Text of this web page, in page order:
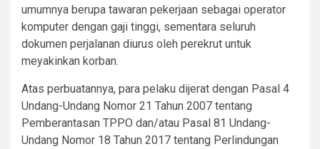
umumnya berupa tawaran pekerjaan sebagai operator
komputer dengan gaji tinggi, sementara seluruh
dokumen perjalanan diurus oleh perekrut untuk
meyakinkan korban.
Atas perbuatannya, para pelaku dijerat dengan Pasal 4
Undang-Undang Nomor 21 Tahun 2007 tentang
Pemberantasan TPPO dan/atau Pasal 81 Undang-
Undang Nomor 18 Tahun 2017 tentang Perlindungan